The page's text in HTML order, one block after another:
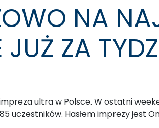
NA
JUŻ ZA
ultra w Polsce. W ostatni
uczestników. Hasłem imprezy jest